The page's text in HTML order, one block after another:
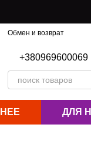
Обмен и возврат
+380969600069
ДЛЯ